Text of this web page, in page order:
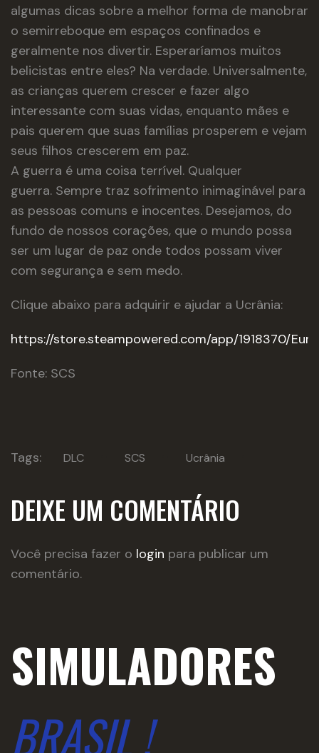
algumas dicas sobre a melhor forma de manobrar
o semirreboque em espaços confinados e
geralmente nos divertir. Esperaríamos muitos
belicistas entre eles? Na verdade. Universalmente,
as crianças querem crescer e fazer algo
interessante com suas vidas, enquanto mães e
pais querem que suas famílias prosperem e vejam
seus filhos crescerem em paz.
A guerra é uma coisa terrível. Qualquer
guerra. Sempre traz sofrimento inimaginável para
as pessoas comuns e inocentes. Desejamos, do
fundo de nossos corações, que o mundo possa
ser um lugar de paz onde todos possam viver
com segurança e sem medo.
Clique abaixo para adquirir e ajudar a Ucrânia:
https://store.steampowered.com/app/1918370/
Fonte: SCS
Tags: DLC SCS Ucrânia
DEIXE UM COMENTÁRIO
Você precisa fazer o login para publicar um
comentário.
SIMULADORES
BRASIL !